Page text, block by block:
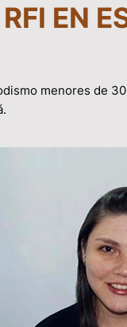
RFI EN
menores de